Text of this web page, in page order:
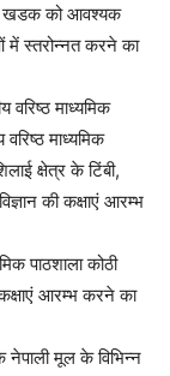
खडक को आवश्यक
में स्तरोन्नत करने का
वरिष्ठ माध्यमिक
माध्यमिक
क्षेत्र के टिंबी,
की कक्षाएं आरम्भ
पाठशाला कोठी
आरम्भ करने का
नेपाली मूल के विभिन्न